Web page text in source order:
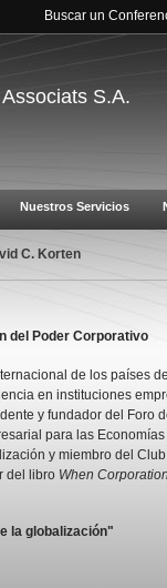
Buscar un
S.A.
Nuestros Servicios
C. Korten
del Poder Corporativo
de los países
en instituciones
y fundador del Foro
para las
y miembro del
del libro When
la globalización"